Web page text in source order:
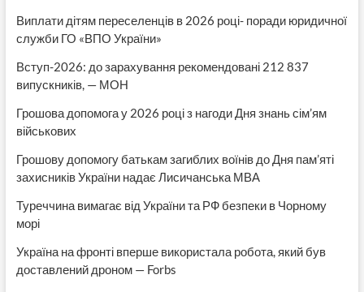
Виплати дітям переселенців в 2026 році- поради юридичної
служби ГО «ВПО України»
Вступ-2026: до зарахування рекомендовані 212 837
випускників, — МОН
Грошова допомога у 2026 році з нагоди Дня знань сім’ям
військових
Грошову допомогу батькам загиблих воїнів до Дня пам’яті
захисників України надає Лисичанська МВА
Туреччина вимагає від України та РФ безпеки в Чорному
морі
Україна на фронті вперше використала робота, який був
доставлений дроном — Forbs